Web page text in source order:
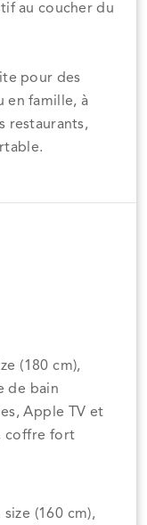
au coucher du
pour des
en famille, à
restaurants,
(180 cm),
de bain
Apple TV et
coffre fort
(160 cm),